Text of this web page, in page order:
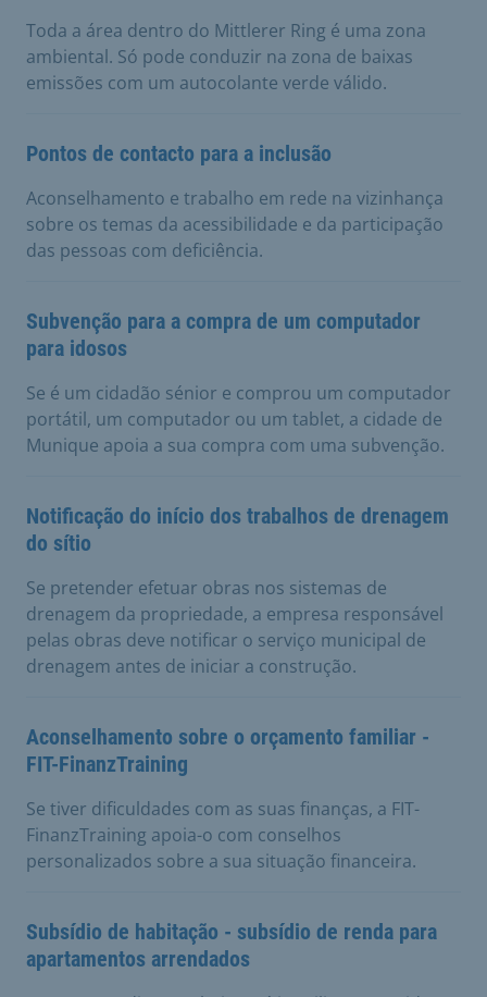
Toda a área dentro do Mittlerer Ring é uma zona
ambiental. Só pode conduzir na zona de baixas
emissões com um autocolante verde válido.
Pontos de contacto para a inclusão
Aconselhamento e trabalho em rede na vizinhança
sobre os temas da acessibilidade e da participação
das pessoas com deficiência.
Subvenção para a compra de um computador
para idosos
Se é um cidadão sénior e comprou um computador
portátil, um computador ou um tablet, a cidade de
Munique apoia a sua compra com uma subvenção.
Notificação do início dos trabalhos de drenagem
do sítio
Se pretender efetuar obras nos sistemas de
drenagem da propriedade, a empresa responsável
pelas obras deve notificar o serviço municipal de
drenagem antes de iniciar a construção.
Aconselhamento sobre o orçamento familiar -
FIT-FinanzTraining
Se tiver dificuldades com as suas finanças, a FIT-
FinanzTraining apoia-o com conselhos
personalizados sobre a sua situação financeira.
Subsídio de habitação - subsídio de renda para
apartamentos arrendados